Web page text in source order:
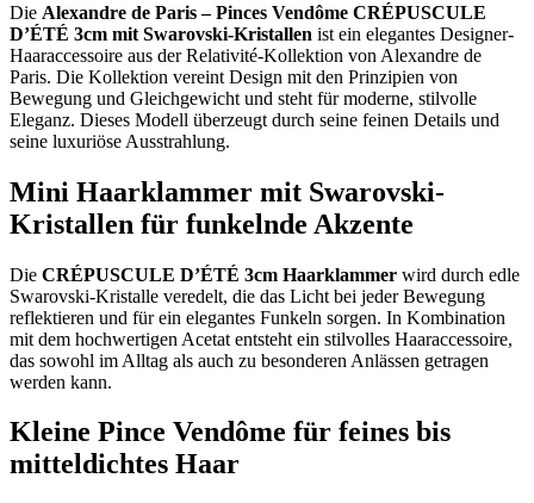
Die Alexandre de Paris – Pinces Vendôme CRÉPUSCULE
D’ÉTÉ 3cm mit Swarovski-Kristallen ist ein elegantes Designer-
Haaraccessoire aus der Relativité-Kollektion von Alexandre de
Paris. Die Kollektion vereint Design mit den Prinzipien von
Bewegung und Gleichgewicht und steht für moderne, stilvolle
Eleganz. Dieses Modell überzeugt durch seine feinen Details und
seine luxuriöse Ausstrahlung.
Mini Haarklammer mit Swarovski-
Kristallen für funkelnde Akzente
Die CRÉPUSCULE D’ÉTÉ 3cm Haarklammer wird durch edle
Swarovski-Kristalle veredelt, die das Licht bei jeder Bewegung
reflektieren und für ein elegantes Funkeln sorgen. In Kombination
mit dem hochwertigen Acetat entsteht ein stilvolles Haaraccessoire,
das sowohl im Alltag als auch zu besonderen Anlässen getragen
werden kann.
Kleine Pince Vendôme für feines bis
mitteldichtes Haar